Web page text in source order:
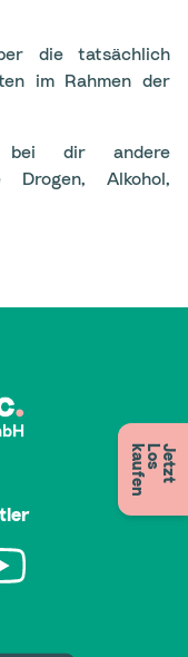
J
e
t
z
t
L
o
s
k
a
u
f
e
n
die tatsächlich
im Rahmen der
dir andere
Drogen, Alkohol,